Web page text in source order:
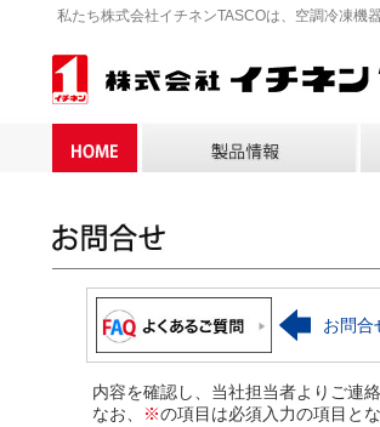
私たち株式会社イチネンTASCOは、空調冷凍機
お問合
内容を確認し、当社担当者よりご連
なお、
※の項目は必須入力の項目と